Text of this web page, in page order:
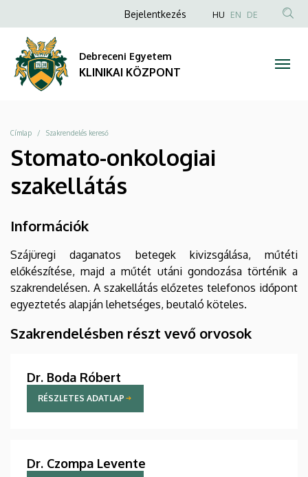
KLINIKAI
KÖZPONT
a
tartalomra
Anonim
fiók
menüje
Bejelentkezés HU EN DE
Debreceni Egyetem
KLINIKAI KÖZPONT
Morzsa
Címlap Szakrendelés kereső
Stomato-onkologiai
szakellátás
Információk
Szájüregi daganatos betegek kivizsgálása, műtéti
előkészítése, majd a műtét utáni gondozása történik a
szakrendelésen. A szakellátás előzetes telefonos időpont
egyeztetés alapján lehetséges, beutaló köteles.
Szakrendelésben részt vevő orvosok
Dr. Boda Róbert
RÉSZLETES ADATLAP
Dr. Czompa Levente